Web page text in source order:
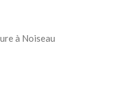
à Noiseau